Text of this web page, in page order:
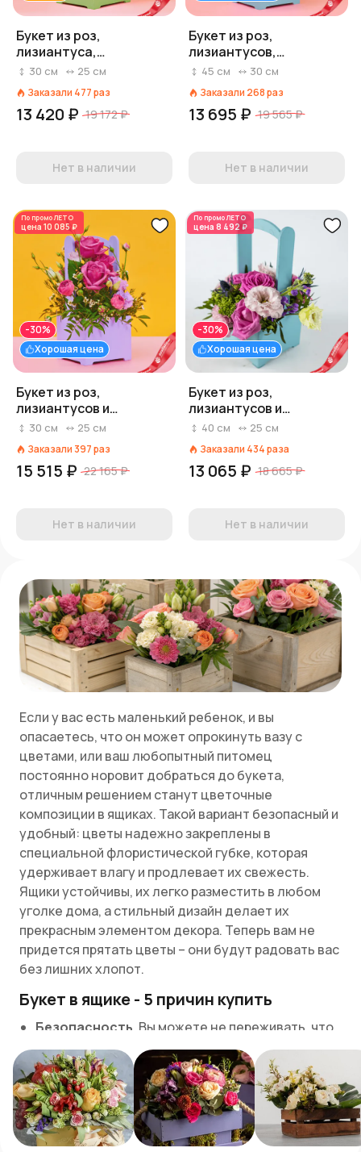
Букет из роз,
лизиантуса,
ваксфловера
30 см 25 см
Заказали 477раз
13 420 ₽ 19 172 ₽
Нет в наличии
Букет из роз,
лизиантусов,
хризантем «Серо-
45 см 30 см
Заказали 268раз
13 695 ₽ 19 565 ₽
Нет в наличии
По промоЛЕТО
цена 10 085 ₽
Хорошая цена
-30%
Букет из роз,
лизиантусов и
ваксфловера
30 см 25 см
Заказали 397раз
15 515 ₽ 22 165 ₽
Нет в наличии
По промоЛЕТО
цена 8 492 ₽
Хорошая цена
-30%
Букет из роз,
лизиантусов и
маттиолы «Малютка»
40 см 25 см
Заказали 434раза
13 065 ₽ 18 665 ₽
Нет в наличии
Если у вас есть маленький ребенок, и вы
опасаетесь, что он может опрокинуть вазу с
цветами, или ваш любопытный питомец
постоянно норовит добраться до букета,
отличным решением станут цветочные
композиции в ящиках. Такой вариант безопасный и
удобный: цветы надежно закреплены в
специальной флористической губке, которая
удерживает влагу и продлевает их свежесть.
Ящики устойчивы, их легко разместить в любом
уголке дома, а стильный дизайн делает их
прекрасным элементом декора. Теперь вам не
придется прятать цветы – они будут радовать вас
без лишних хлопот.
Букет в ящике - 5 причин купить
Безопасность. Вы можете не переживать, что
ребенок поранится стеклом разбитой вазы,
кроме того, ящик довольно устойчив и тяжел,
поэтому перевернуть его игривой кошке будет
довольно сложно.
Стиль и экология.Не случайно две